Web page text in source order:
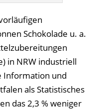
Schokolade u. a.
in NRW industriell
Information und
als Statistisches
das 2,3 % weniger